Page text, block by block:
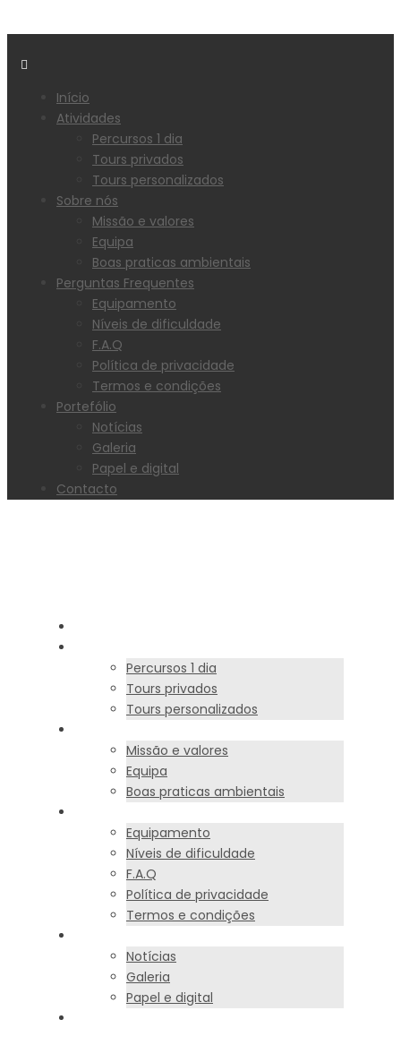
Início
Atividades
Percursos 1 dia
Tours privados
Tours personalizados
Sobre nós
Missão e valores
Equipa
Boas praticas ambientais
Perguntas Frequentes
Equipamento
Níveis de dificuldade
F.A.Q
Política de privacidade
Termos e condições
Portefólio
Notícias
Galeria
Papel e digital
Contacto
Percursos 1 dia
Tours privados
Tours personalizados
Missão e valores
Equipa
Boas praticas ambientais
Equipamento
Níveis de dificuldade
F.A.Q
Política de privacidade
Termos e condições
Notícias
Galeria
Papel e digital